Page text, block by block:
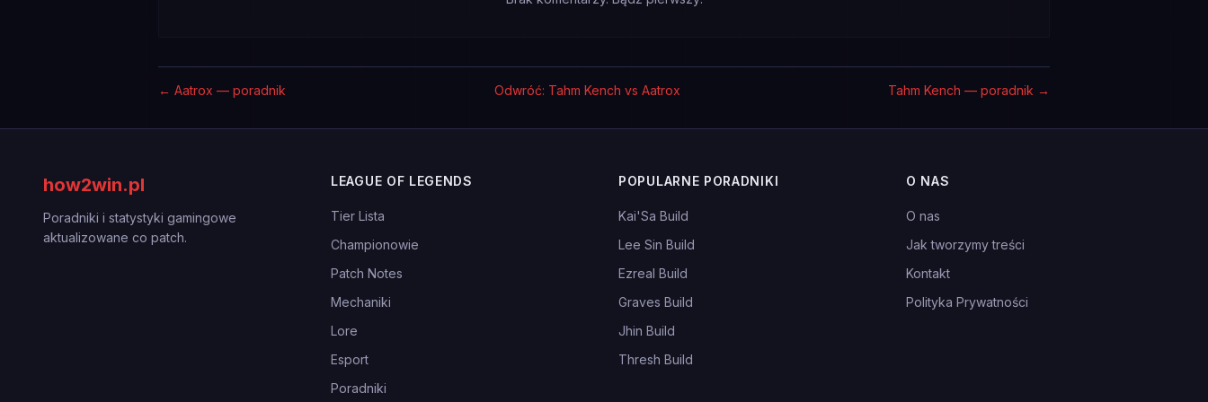
← Aatrox — poradnik Odwróć: Tahm Kench vs Aatrox Tahm Kench — poradnik →
how2win.pl
Poradniki i statystyki gamingowe
aktualizowane co patch.
LEAGUE OF LEGENDS
Tier Lista
Championowie
Patch Notes
Mechaniki
Lore
Esport
Poradniki
POPULARNE PORADNIKI
Kai'Sa Build
Lee Sin Build
Ezreal Build
Graves Build
Jhin Build
Thresh Build
O NAS
O nas
Jak tworzymy treści
Kontakt
Polityka Prywatności